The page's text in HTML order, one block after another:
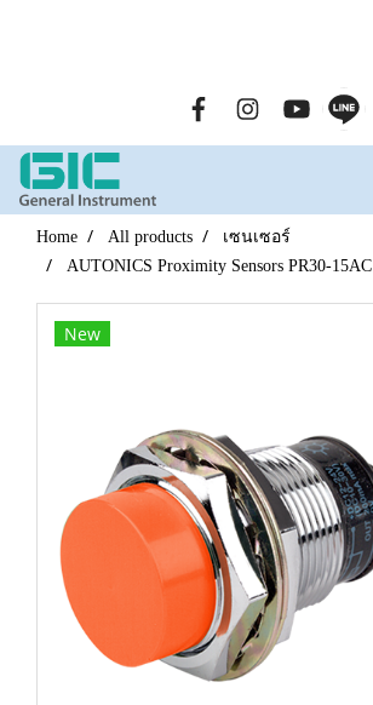
Home All products
เซนเซอร์
AUTONICS Proximity Sensors PR30-15AC
New